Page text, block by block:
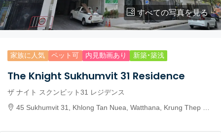
すべての写真を見る
家族に人気 ペット可 内見動画あり 新築・築浅
The Knight Sukhumvit 31 Residence
ザ ナイト スクンビット31 レジデンス
45 Sukhumvit 31, Khlong Tan Nuea, Watthana, Krung Thep Maha Nakhon 10110, Thailand